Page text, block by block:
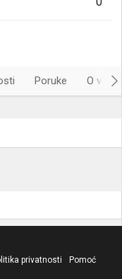
Poruke O
privatnosti
Pomoć